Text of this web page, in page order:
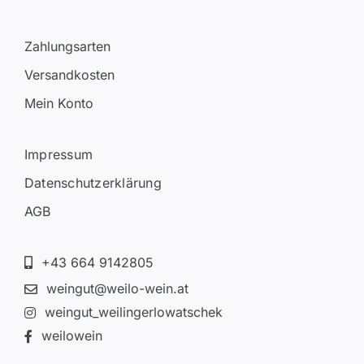
Zahlungsarten
Versandkosten
Mein Konto
Impressum
Datenschutzerklärung
AGB
+43 664 9142805
weingut@weilo-wein.at
weingut_weilingerlowatschek
weilowein